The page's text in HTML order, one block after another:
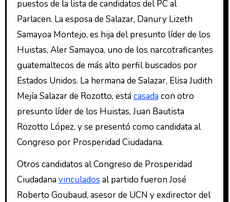
puestos de la lista de candidatos del PC al
Parlacen. La esposa de Salazar, Danury Lizeth
Samayoa Montejo, es hija del presunto líder de los
Huistas, Aler Samayoa, uno de los narcotraficantes
guatemaltecos de más alto perfil buscados por
Estados Unidos. La hermana de Salazar, Elisa Judith
Mejía Salazar de Rozotto, estácasadacon otro
presunto líder de los Huistas, Juan Bautista
Rozotto López, y se presentó como candidata al
Congreso por Prosperidad Ciudadana.
Otros candidatos al Congreso de Prosperidad
Ciudadanavinculados al partido fueron José
Roberto Goubaud, asesor de UCN y exdirector del